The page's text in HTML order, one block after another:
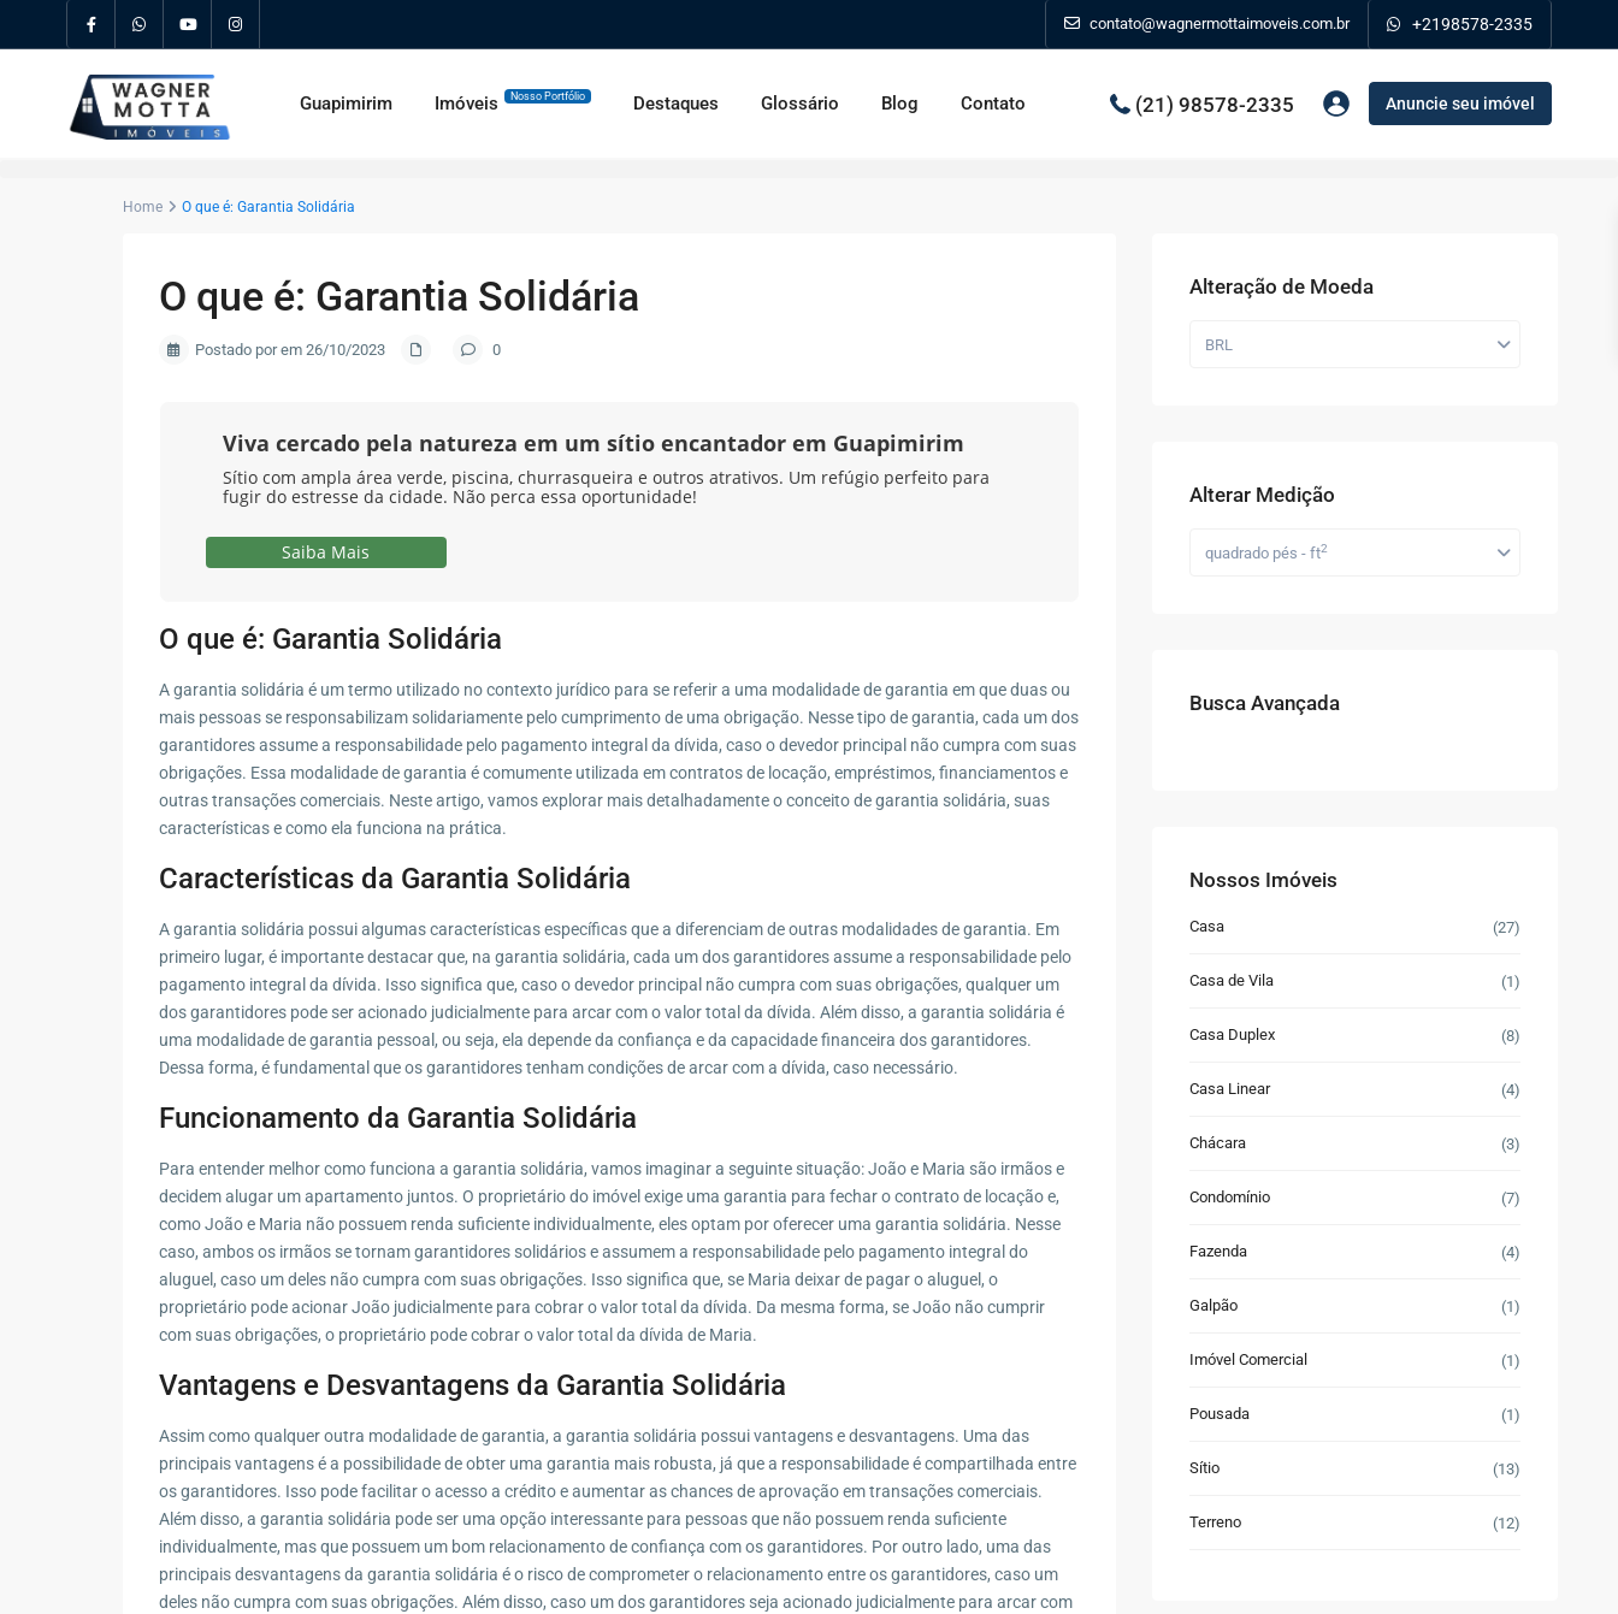
contato@wagnermottaimoveis.com.br +2198578-2335
Guapimirim Imóveis Nosso Portfólio Destaques Glossário Blog Contato (21) 98578-2335 Anuncie seu imóvel
Home O que é: Garantia Solidária
O que é: Garantia Solidária
Postado por em 26/10/2023 0
Viva cercado pela natureza em um sítio encantador em Guapimirim
Sítio com ampla área verde, piscina, churrasqueira e outros atrativos. Um refúgio perfeito para
fugir do estresse da cidade. Não perca essa oportunidade!
Saiba Mais
O que é: Garantia Solidária
A garantia solidária é um termo utilizado no contexto jurídico para se referir a uma modalidade de garantia em que duas ou
mais pessoas se responsabilizam solidariamente pelo cumprimento de uma obrigação. Nesse tipo de garantia, cada um dos
garantidores assume a responsabilidade pelo pagamento integral da dívida, caso o devedor principal não cumpra com suas
obrigações. Essa modalidade de garantia é comumente utilizada em contratos de locação, empréstimos, financiamentos e
outras transações comerciais. Neste artigo, vamos explorar mais detalhadamente o conceito de garantia solidária, suas
características e como ela funciona na prática.
Características da Garantia Solidária
A garantia solidária possui algumas características específicas que a diferenciam de outras modalidades de garantia. Em
primeiro lugar, é importante destacar que, na garantia solidária, cada um dos garantidores assume a responsabilidade pelo
pagamento integral da dívida. Isso significa que, caso o devedor principal não cumpra com suas obrigações, qualquer um
dos garantidores pode ser acionado judicialmente para arcar com o valor total da dívida. Além disso, a garantia solidária é
uma modalidade de garantia pessoal, ou seja, ela depende da confiança e da capacidade financeira dos garantidores.
Dessa forma, é fundamental que os garantidores tenham condições de arcar com a dívida, caso necessário.
Funcionamento da Garantia Solidária
Para entender melhor como funciona a garantia solidária, vamos imaginar a seguinte situação: João e Maria são irmãos e
decidem alugar um apartamento juntos. O proprietário do imóvel exige uma garantia para fechar o contrato de locação e,
como João e Maria não possuem renda suficiente individualmente, eles optam por oferecer uma garantia solidária. Nesse
caso, ambos os irmãos se tornam garantidores solidários e assumem a responsabilidade pelo pagamento integral do
aluguel, caso um deles não cumpra com suas obrigações. Isso significa que, se Maria deixar de pagar o aluguel, o
proprietário pode acionar João judicialmente para cobrar o valor total da dívida. Da mesma forma, se João não cumprir
com suas obrigações, o proprietário pode cobrar o valor total da dívida de Maria.
Vantagens e Desvantagens da Garantia Solidária
Assim como qualquer outra modalidade de garantia, a garantia solidária possui vantagens e desvantagens. Uma das
principais vantagens é a possibilidade de obter uma garantia mais robusta, já que a responsabilidade é compartilhada entre
os garantidores. Isso pode facilitar o acesso a crédito e aumentar as chances de aprovação em transações comerciais.
Além disso, a garantia solidária pode ser uma opção interessante para pessoas que não possuem renda suficiente
individualmente, mas que possuem um bom relacionamento de confiança com os garantidores. Por outro lado, uma das
principais desvantagens da garantia solidária é o risco de comprometer o relacionamento entre os garantidores, caso um
deles não cumpra com suas obrigações. Além disso, caso um dos garantidores seja acionado judicialmente para arcar com
Alteração de Moeda
BRL
Alterar Medição
quadrado pés - ft2
Busca Avançada
Nossos Imóveis
Casa (27)
Casa de Vila (1)
Casa Duplex (8)
Casa Linear (4)
Chácara (3)
Condomínio (7)
Fazenda (4)
Galpão (1)
Imóvel Comercial (1)
Pousada (1)
Sítio (13)
Terreno (12)